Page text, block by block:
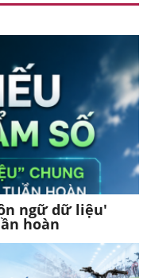
ngữ dữ liệu'
hoàn